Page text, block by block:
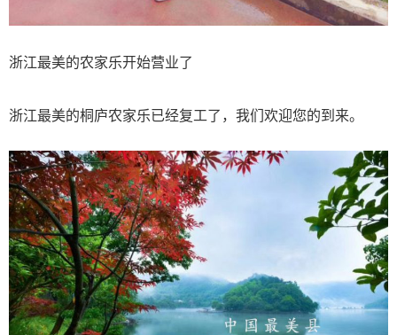
浙江最美的农家乐开始营业了
浙江最美的桐庐农家乐已经复工了，我们欢迎您的到来。